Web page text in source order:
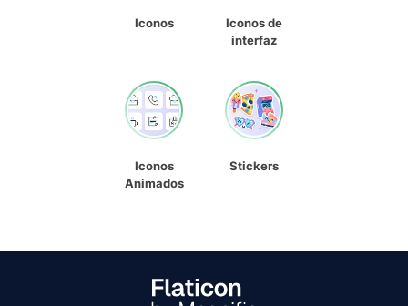
Iconos
Iconos de
interfaz
Iconos
Animados
Stickers